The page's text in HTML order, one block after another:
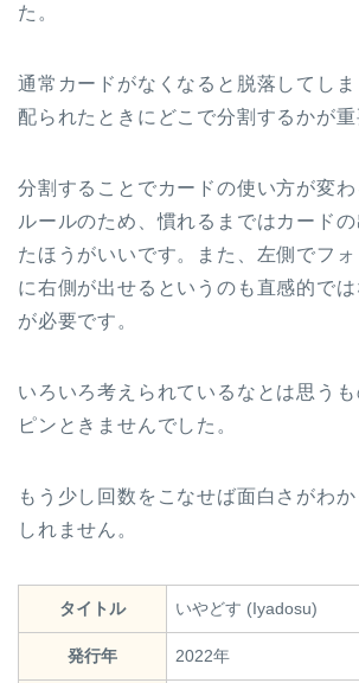
た。
通常カードがなくなると脱落してし
配られたときにどこで分割するかが重
分割することでカードの使い方が変
ルールのため、慣れるまではカード
たほうがいいです。また、左側でフ
に右側が出せるというのも直感的で
が必要です。
いろいろ考えられているなとは思う
ピンときませんでした。
もう少し回数をこなせば面白さがわ
しれません。
タイトル いやどす (Iyadosu)
発行年 2022年